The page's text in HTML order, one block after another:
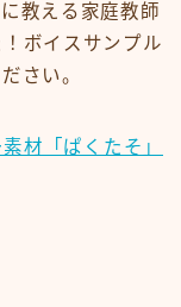
教える家庭教師
ボイスサンプル
さい。
材「ぱくたそ」